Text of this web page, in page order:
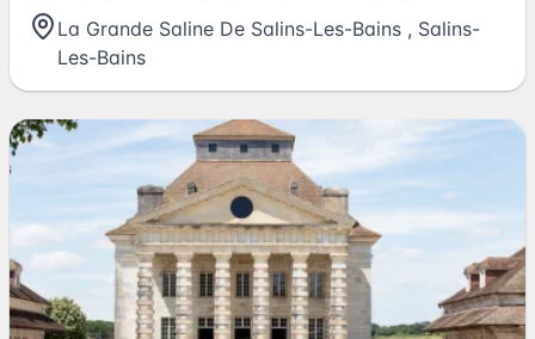
La Grande Saline De Salins-Les-Bains , Salins-
Les-Bains